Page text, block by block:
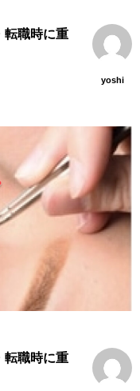
転職時に重
yoshi
転職時に重